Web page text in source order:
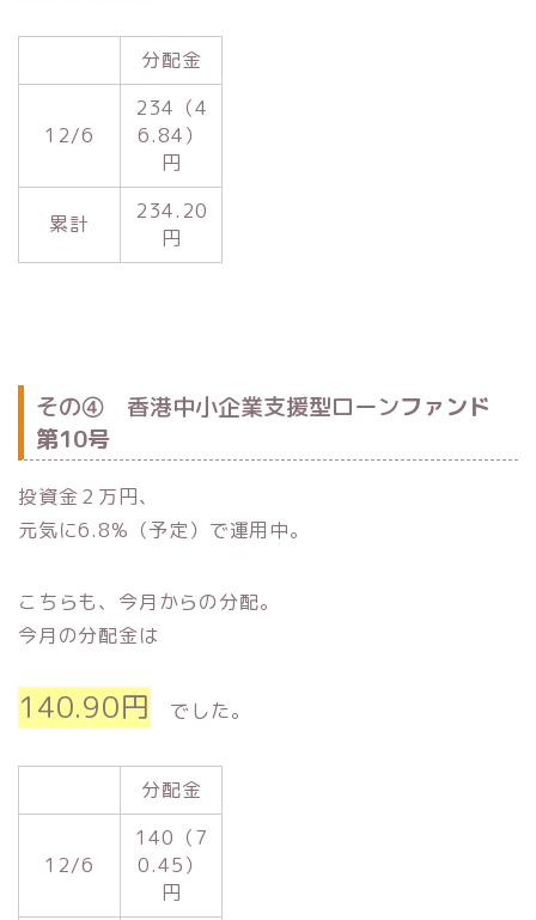
分配金
12/6
234（4
6.84）
円
累計
234.20
円
その④ 香港中小企業支援型ローンファンド
第10号
投資金２万円、
元気に6.8%（予定）で運用中。
こちらも、今月からの分配。
今月の分配金は
140.90円 でした。
分配金
12/6
140（7
0.45）
円